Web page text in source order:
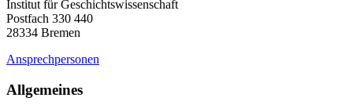
Institut für Geschichtswissenschaft
Postfach 330 440
28334 Bremen
Ansprechpersonen
Allgemeines